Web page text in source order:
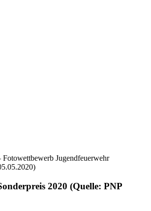
Fotowettbewerb Jugendfeuerwehr
2020 (Quelle: PNP